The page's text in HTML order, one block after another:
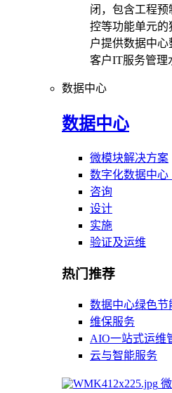
闭，包含工程
控等功能单元
户提供数据中
客户IT服务管理
数据中心
数据中心
微模块解决方案
数字化数据中心
咨询
设计
实施
验证及运维
热门推荐
数据中心绿色节
维保服务
AIO一站式运维
云与智能服务